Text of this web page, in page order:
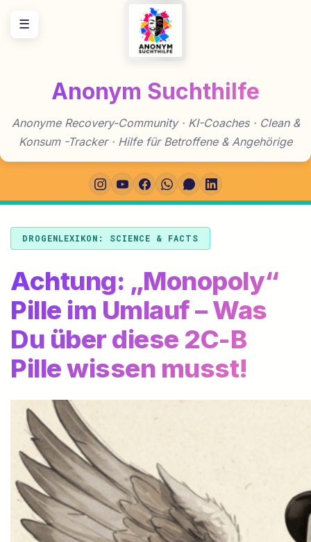
Inhalt
springen
Anonym Suchthilfe
Anonyme Recovery-Community · KI-Coaches · Clean &
Konsum -Tracker · Hilfe für Betroffene & Angehörige
DROGENLEXIKON: SCIENCE & FACTS
Achtung: „Monopoly“
Pille im Umlauf – Was
Du über diese 2C-B
Pille wissen musst!
☰